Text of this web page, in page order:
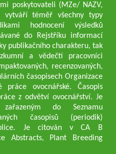
poskytovateli (MZe/ NAZV,
vytváří téměř všechny typy
hodnocení výsledků
do Rejstříku informací
publikačního charakteru, tak
a vědečtí pracovníci
recenzovaných,
časopisech Organizace
ovocnářské. Časopis
z odvětví ovocnářství. Je
zařazeným do Seznamu
časopisů (periodik)
Je citován v CA B
Abstracts, Plant Breeding